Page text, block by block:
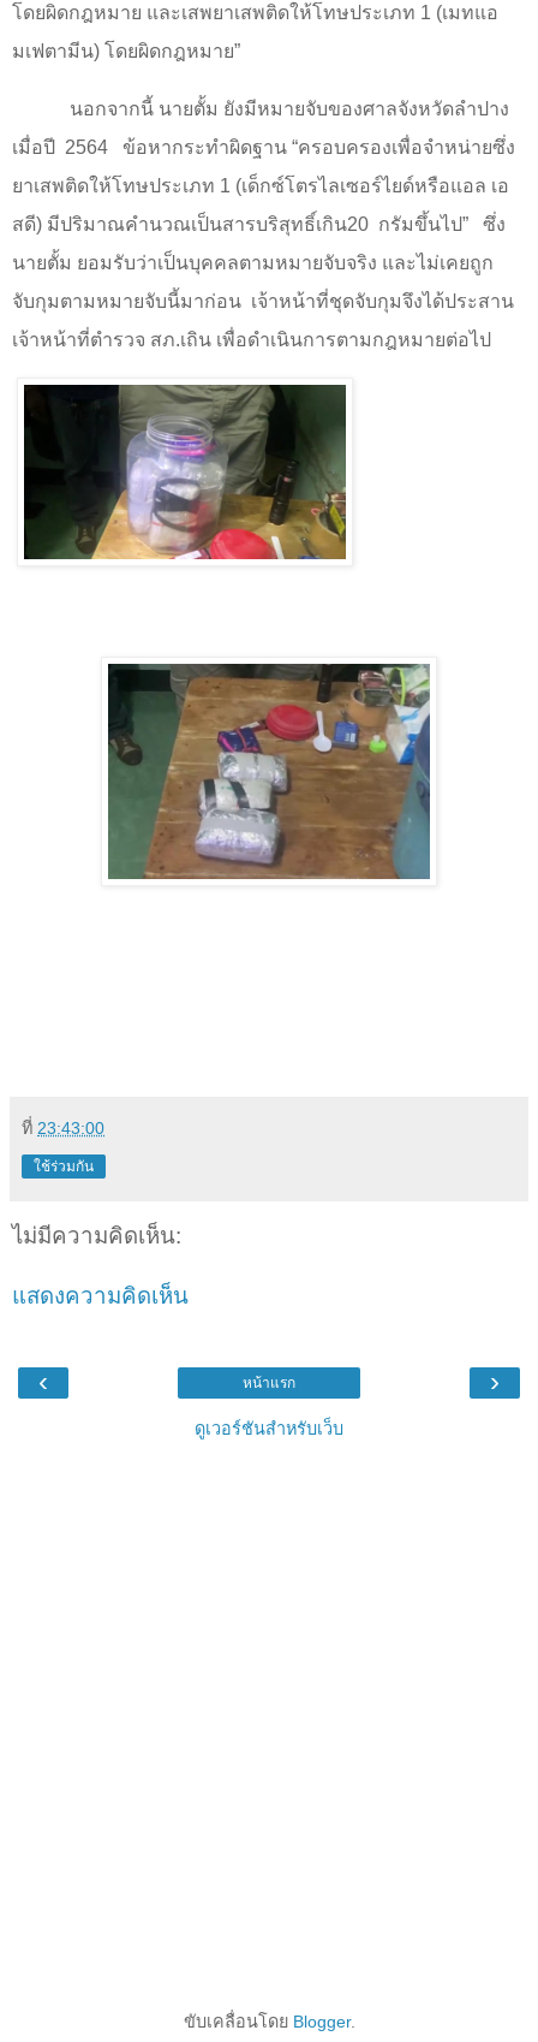
โดยผิดกฎหมาย และเสพยาเสพติดให้โทษประเภท 1 (เมทแอ
มเฟตามีน) โดยผิดกฎหมาย”
นอกจากนี้ นายตั้ม ยังมีหมายจับของศาลจังหวัดลำปาง
เมื่อปี
2564 ข้อหากระทำผิดฐาน “ครอบครองเพื่อจำหน่ายซึ่ง
ยาเสพติดให้โทษประเภท 1 (เด็กซ์โตรไลเซอร์ไยด์หรือแอล เอ
สดี) มีปริมาณคำนวณเป็นสารบริสุทธิ์เกิน20 กรัมขึ้นไป”
ซึ่ง
นายตั้ม ยอมรับว่าเป็นบุคคลตามหมายจับจริง และไม่เคยถูก
จับกุมตามหมายจับนี้มาก่อน เจ้าหน้าที่ชุดจับกุมจึงได้ประสาน
เจ้าหน้าที่ตำรวจ สภ.เถิน เพื่อดำเนินการตามกฎหมายต่อไป
ที่ 23:43:00
ใช้ร่วมกัน
ไม่มีความคิดเห็น:
แสดงความคิดเห็น
‹ ›
หน้าแรก
ดูเวอร์ชันสำหรับเว็บ
ขับเคลื่อนโดย Blogger.